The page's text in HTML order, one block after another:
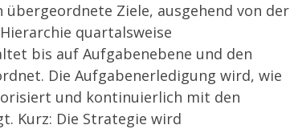
übergeordnete Ziele, ausgehend von der
quartalsweise
bis auf Aufgabenebene und den
Die Aufgabenerledigung wird, wie
und kontinuierlich mit den
Kurz: Die Strategie wird